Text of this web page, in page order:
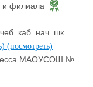
филиала
каб. нач. шк.
(посмотреть)
МАОУСОШ №